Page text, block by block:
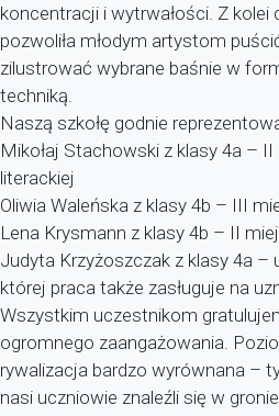
koncentracji i wytrwałości. Z kolei
pozwoliła młodym artystom
zilustrować wybrane baśnie w
techniką.
Naszą szkołę godnie
Mikołaj Stachowski z klasy 4a –
literackiej
Oliwia Waleńska z klasy 4b – III
Lena Krysmann z klasy 4b – II
Judyta Krzyżoszczak z klasy 4a –
której praca także zasługuje na
Wszystkim uczestnikom
ogromnego zaangażowania.
rywalizacja bardzo wyrównana –
nasi uczniowie znaleźli się w